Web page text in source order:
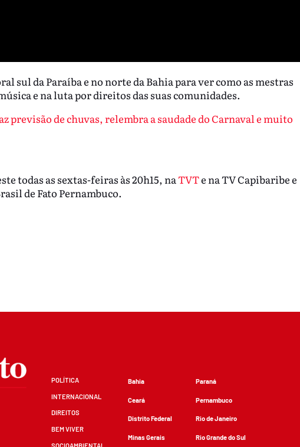
sul da Paraíba e no norte da Bahia para ver como as mestras
e na luta por direitos das suas comunidades.
previsão de chuvas, relembra a saudade do Carnaval e muito
todas as sextas-feiras às 20h15, naTVTe na TV Capibaribe e
de Fato Pernambuco.
POLÍTICA
INTERNACIONAL
DIREITOS
BEM VIVER
SOCIOAMBIENTAL
Bahia
Ceará
Distrito Federal
Minas Gerais
Paraná
Pernambuco
Rio de Janeiro
Rio Grande do Sul